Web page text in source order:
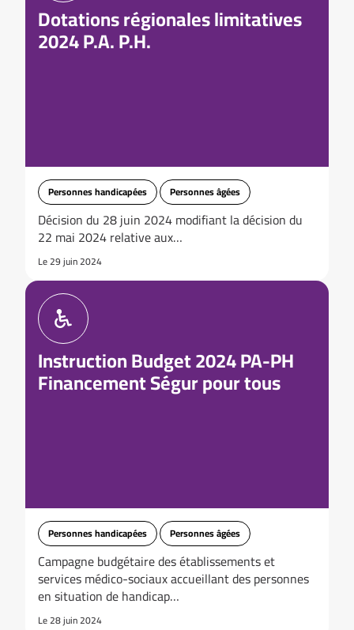
Dotations régionales limitatives
2024 P.A. P.H.
Personnes handicapées Personnes âgées
Décision du 28 juin 2024 modifiant la décision du
22 mai 2024 relative aux…
Le 29 juin 2024
Instruction Budget 2024 PA-PH
Financement Ségur pour tous
Personnes handicapées Personnes âgées
Campagne budgétaire des établissements et
services médico-sociaux accueillant des personnes
en situation de handicap…
Le 28 juin 2024